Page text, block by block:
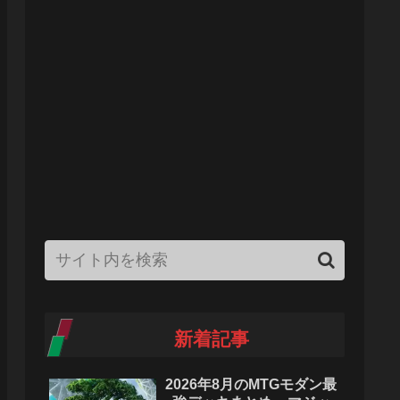
新着記事
2026年8月のMTGモダン最